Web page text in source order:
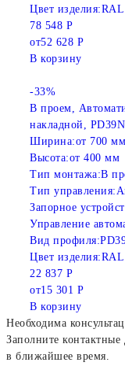
Цвет изделия:RAL
78 548 Р
от52 628 Р
В корзину
-33%
В проем,
накладной,
Ширина:от 700 мм
Высота:от 400 мм
Тип монтажа:В
Тип управления:
Запорное
Управление
Вид профиля:
Цвет изделия:RAL
22 837 Р
от15 301 Р
В корзину
Необходима
Заполните
в ближайшее время.